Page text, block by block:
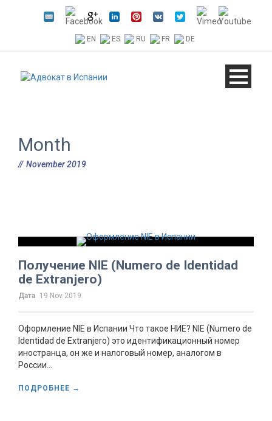
EN ES RU FR DE
Month
November 2019
Получение NIE (Numero de Identidad
de Extranjero)
Дата 19 Nov 2019
Оформление NIE в Испании Что такое НИЕ? NIE (Numero de
Identidad de Extranjero) это идентификационный номер
иностранца, он же и налоговый номер, аналогом в
России...
ПОДРОБНЕЕ →